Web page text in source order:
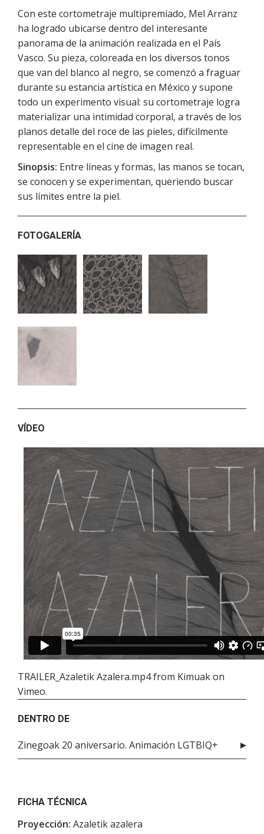
Con este cortometraje multipremiado, Mel Arranz
ha logrado ubicarse dentro del interesante
panorama de la animación realizada en el País
Vasco. Su pieza, coloreada en los diversos tonos
que van del blanco al negro, se comenzó a fraguar
durante su estancia artística en México y supone
todo un experimento visual: su cortometraje logra
materializar una intimidad corporal, a través de los
planos detalle del roce de las pieles, difícilmente
representable en el cine de imagen real.
Sinopsis: Entre líneas y formas, las manos se tocan,
se conocen y se experimentan, queriendo buscar
sus límites entre la piel.
FOTOGALERÍA
VÍDEO
TRAILER_Azaletik Azalera.mp4from Kimuakon
Vimeo.
DENTRO DE
Zinegoak 20 aniversario. Animación LGTBIQ+
FICHA TÉCNICA
Proyección: Azaletik azalera